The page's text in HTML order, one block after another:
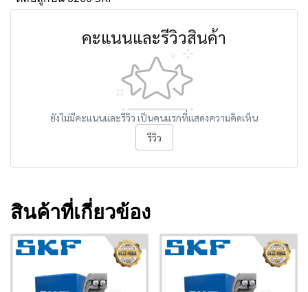
คะแนนและรีวิวสินค้า
ยังไม่มีคะแนนและรีวิว เป็นคนแรกที่แสดงความคิดเห็น
รีวิว
สินค้าที่เกี่ยวข้อง